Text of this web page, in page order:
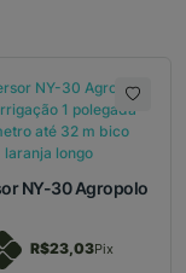
NY-30 Agropolo
R$23,03Pix